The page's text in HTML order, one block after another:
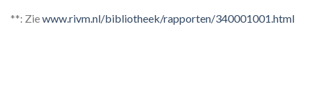
**: Ziewww.rivm.nl/bibliotheek/rapporten/340001001.html